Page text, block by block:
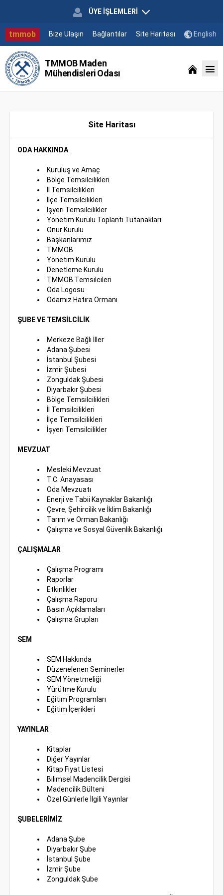
ÜYE İŞLEMLERİ
tmmob Bize Ulaşın Bağlantılar Site Haritası English
TMMOB Maden
Mühendisleri Odası
Site Haritası
ODA HAKKINDA
Kuruluş ve Amaç
Bölge Temsilcilikleri
İl Temsilcilikleri
İlçe Temsilcilikleri
İşyeri Temsilcilikler
Yönetim Kurulu Toplantı Tutanakları
Onur Kurulu
Başkanlarımız
TMMOB
Yönetim Kurulu
Denetleme Kurulu
TMMOB Temsilcileri
Oda Logosu
Odamız Hatıra Ormanı
ŞUBE VE TEMSİLCİLİK
Merkeze Bağlı İller
Adana Şubesi
İstanbul Şubesi
İzmir Şubesi
Zonguldak Şubesi
Diyarbakır Şubesi
Bölge Temsilcilikleri
İl Temsilcilikleri
İlçe Temsilcilikleri
İşyeri Temsilcilikler
MEVZUAT
Mesleki Mevzuat
T.C. Anayasası
Oda Mevzuatı
Enerji ve Tabii Kaynaklar Bakanlığı
Çevre, Şehircilik ve İklim Bakanlığı
Tarım ve Orman Bakanlığı
Çalışma ve Sosyal Güvenlik Bakanlığı
ÇALIŞMALAR
Çalışma Programı
Raporlar
Etkinlikler
Çalışma Raporu
Basın Açıklamaları
Çalışma Grupları
SEM
SEM Hakkında
Düzenelenen Seminerler
SEM Yönetmeliği
Yürütme Kurulu
Eğitim Programları
Eğitim İçerikleri
YAYINLAR
Kitaplar
Diğer Yayınlar
Kitap Fiyat Listesi
Bilimsel Madencilik Dergisi
Madencilik Bülteni
Özel Günlerle İlgili Yayınlar
ŞUBELERİMİZ
Adana Şube
Diyarbakır Şube
İstanbul Şube
İzmir Şube
Zonguldak Şube